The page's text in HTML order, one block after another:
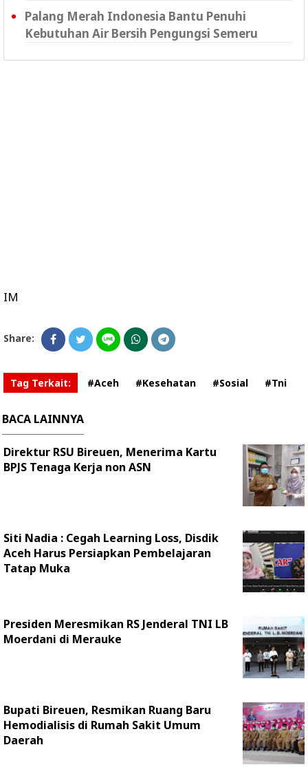
Palang Merah Indonesia Bantu Penuhi
Kebutuhan Air Bersih Pengungsi Semeru
IM
Share:
Tag Terkait: #Aceh #Kesehatan #Sosial #Tni
BACA LAINNYA
Direktur RSU Bireuen, Menerima Kartu
BPJS Tenaga Kerja non ASN
Siti Nadia : Cegah Learning Loss, Disdik
Aceh Harus Persiapkan Pembelajaran
Tatap Muka
Presiden Meresmikan RS Jenderal TNI LB
Moerdani di Merauke
Bupati Bireuen, Resmikan Ruang Baru
Hemodialisis di Rumah Sakit Umum
Daerah